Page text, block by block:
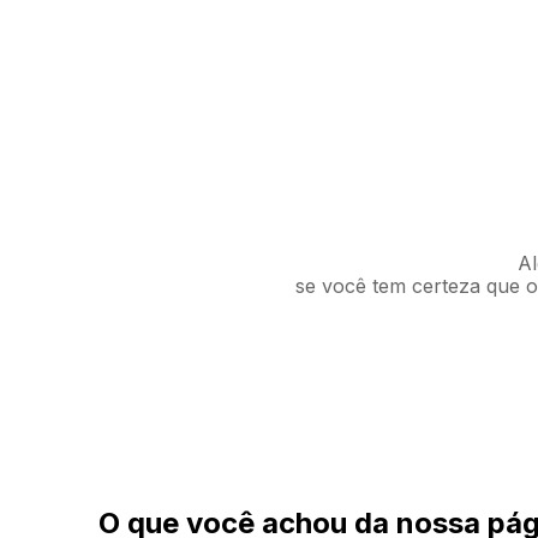
se você tem certeza que
O que você achou da nossa